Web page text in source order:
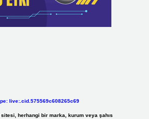
live:.cid.575569c608265c69
sitesi, herhangi bir marka, kurum veya şahıs